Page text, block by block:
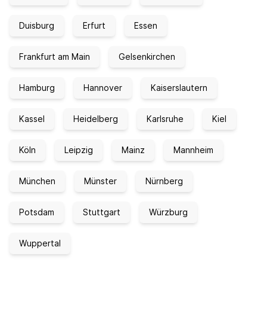
Duisburg Erfurt Essen
Frankfurt am Main Gelsenkirchen
Hamburg Hannover Kaiserslautern
Kassel Heidelberg Karlsruhe Kiel
Köln Leipzig Mainz Mannheim
München Münster Nürnberg
Potsdam Stuttgart Würzburg
Wuppertal